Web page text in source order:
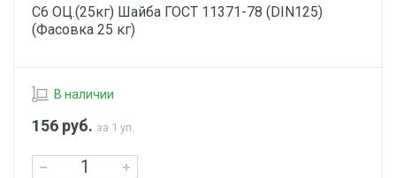
С6 ОЦ.(25кг) Шайба ГОСТ 11371-78 (DIN125)
(Фасовка 25 кг)
В наличии
156 руб. за 1 уп.